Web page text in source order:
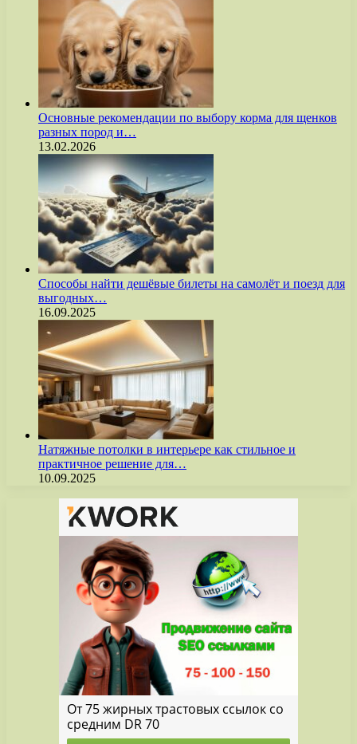
Основные рекомендации по выбору корма для щенков
разных пород и…
13.02.2026
Способы найти дешёвые билеты на самолёт и поезд для
выгодных…
16.09.2025
Натяжные потолки в интерьере как стильное и
практичное решение для…
10.09.2025